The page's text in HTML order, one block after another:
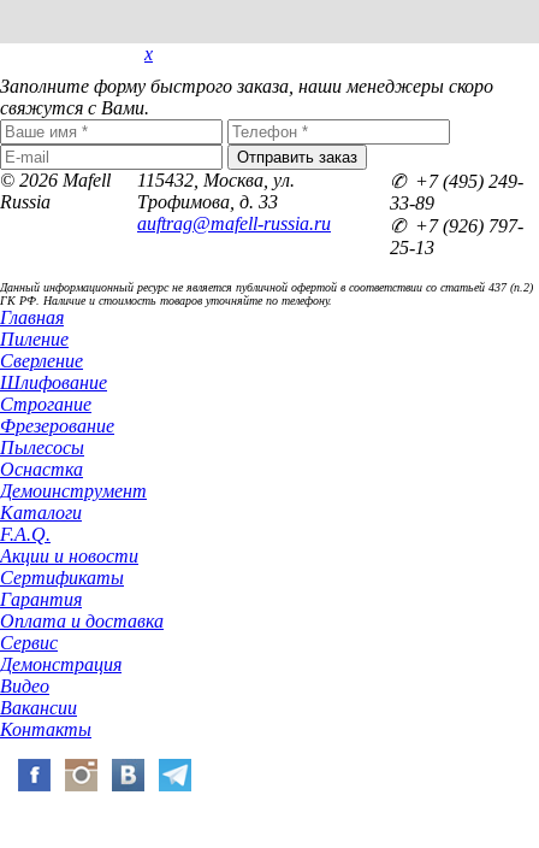
Покупка в 1 кликx
Заполните форму быстрого заказа, наши менеджеры скоро
свяжутся с Вами.
© 2026 Mafell
Russia
115432, Москва, ул.
Трофимова, д. 33
auftrag@mafell-russia.ru
✆ +7 (495) 249-
33-89
✆ +7 (926) 797-
25-13
Данный информационный ресурс не является публичной офертой в соответствии со статьей 437 (п.2)
ГК РФ. Наличие и стоимость товаров уточняйте по телефону.
Главная
Пиление
Сверление
Шлифование
Строгание
Фрезерование
Пылесосы
Оснастка
Демоинструмент
Каталоги
F.A.Q.
Акции и новости
Сертификаты
Гарантия
Оплата и доставка
Сервис
Демонстрация
Видео
Вакансии
Контакты